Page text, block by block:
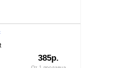
385р.